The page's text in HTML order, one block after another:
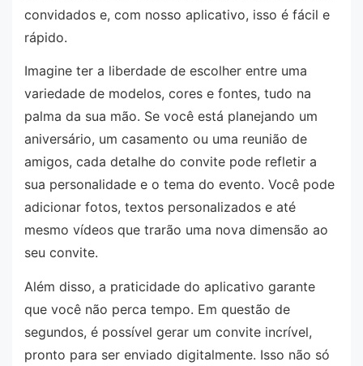
convidados e, com nosso aplicativo, isso é fácil e
rápido.
Imagine ter a liberdade de escolher entre uma
variedade de modelos, cores e fontes, tudo na
palma da sua mão. Se você está planejando um
aniversário, um casamento ou uma reunião de
amigos, cada detalhe do convite pode refletir a
sua personalidade e o tema do evento. Você pode
adicionar fotos, textos personalizados e até
mesmo vídeos que trarão uma nova dimensão ao
seu convite.
Além disso, a praticidade do aplicativo garante
que você não perca tempo. Em questão de
segundos, é possível gerar um convite incrível,
pronto para ser enviado digitalmente. Isso não só